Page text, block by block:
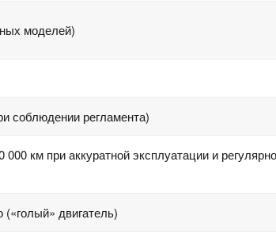
моделей)
соблюдении регламента)
000 км при аккуратной эксплуатации и
(«голый» двигатель)